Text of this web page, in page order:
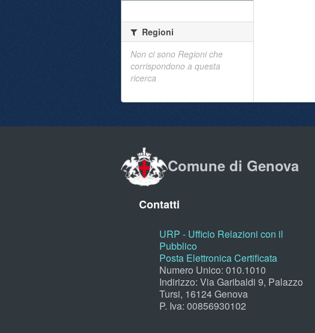
Regioni
Non ci sono Regioni che
corrispondono a questa
ricerca
Comune di Genova
Contatti
URP - Ufficio Relazioni con il
Pubblico
Posta Elettronica Certificata
Numero Unico: 010.1010
Indirizzo: Via Garibaldi 9, Palazzo
Tursi, 16124 Genova
P. Iva: 00856930102